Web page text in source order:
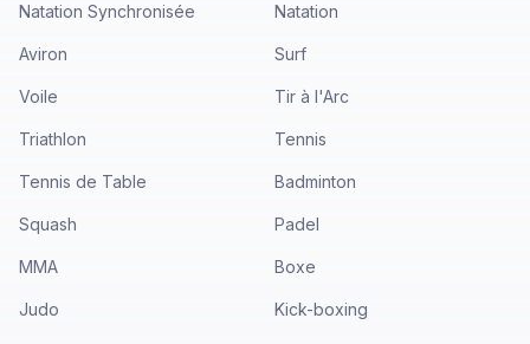
Natation Synchronisée Natation
Aviron Surf
Voile Tir à l'Arc
Triathlon Tennis
Tennis de Table Badminton
Squash Padel
MMA Boxe
Judo Kick-boxing